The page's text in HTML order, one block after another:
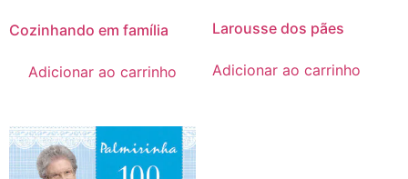
Cozinhando em família
Adicionar ao carrinho
Larousse dos pães
Adicionar ao carrinho